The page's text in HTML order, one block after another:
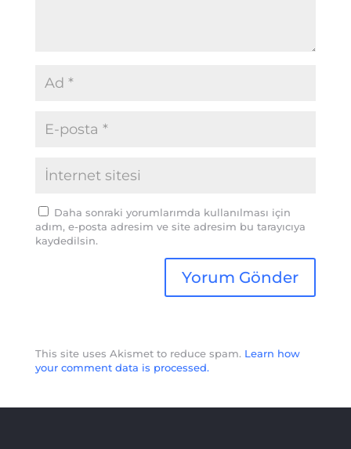
Daha sonraki yorumlarımda kullanılması için
adım, e-posta adresim ve site adresim bu tarayıcıya
kaydedilsin.
This site uses Akismet to reduce spam. Learn how
your comment data is processed.